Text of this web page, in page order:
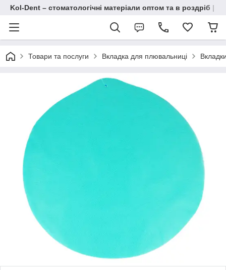
Kol-Dent – ​​стоматологічні матеріали оптом та в роздріб |
Товари та послуги Вкладка для плювальниці